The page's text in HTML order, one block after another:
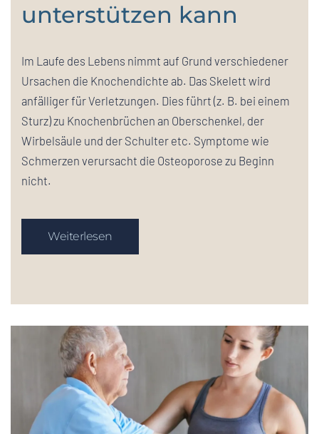
unterstützen kann
Im Laufe des Lebens nimmt auf Grund verschiedener
Ursachen die Knochendichte ab. Das Skelett wird
anfälliger für Verletzungen. Dies führt (z. B. bei einem
Sturz) zu Knochenbrüchen an Oberschenkel, der
Wirbelsäule und der Schulter etc. Symptome wie
Schmerzen verursacht die Osteoporose zu Beginn
nicht.
Weiterlesen